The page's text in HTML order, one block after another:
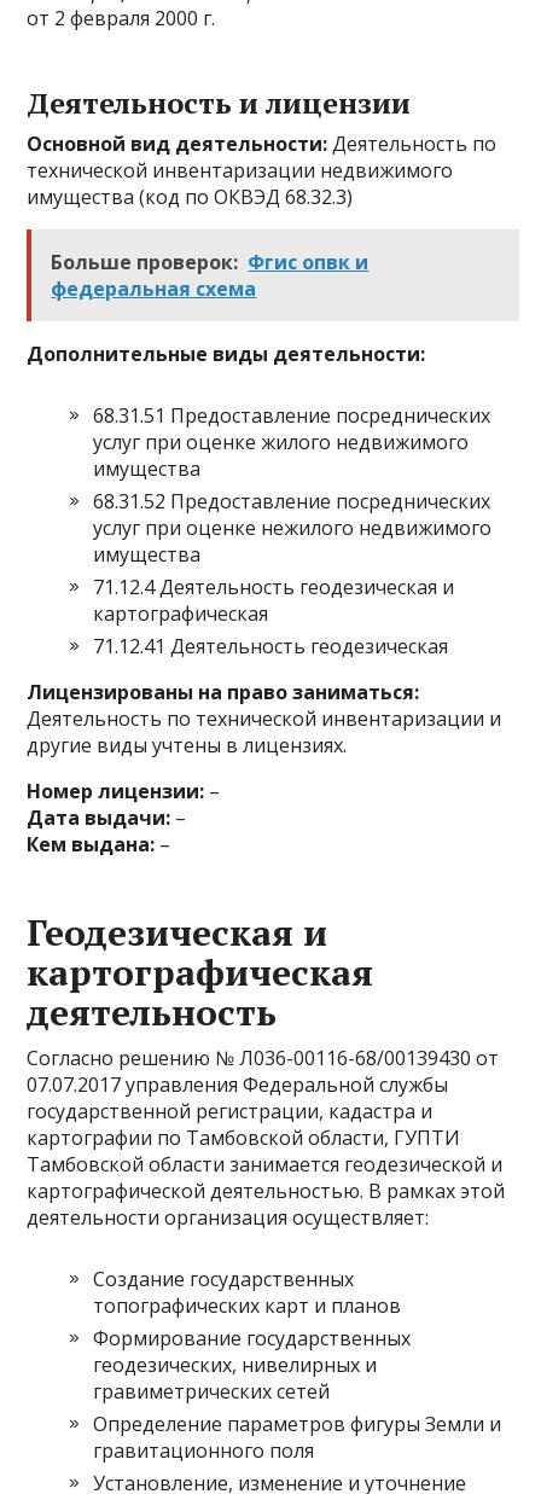
от 2 февраля 2000 г.
Деятельность и лицензии
Основной вид деятельности:Деятельность по
технической инвентаризации недвижимого
имущества (код по ОКВЭД 68.32.3)
Больше проверок: Фгис опвк и
федеральная схема
Дополнительные виды деятельности:
68.31.51 Предоставление посреднических
услуг при оценке жилого недвижимого
имущества
68.31.52 Предоставление посреднических
услуг при оценке нежилого недвижимого
имущества
71.12.4 Деятельность геодезическая и
картографическая
71.12.41 Деятельность геодезическая
Лицензированы на право заниматься:
Деятельность по технической инвентаризации и
другие виды учтены в лицензиях.
Номер лицензии: –
Дата выдачи: –
Кем выдана: –
Геодезическая и
картографическая
деятельность
Согласно решению № Л036-00116-68/00139430 от
07.07.2017 управления Федеральной службы
государственной регистрации, кадастра и
картографии по Тамбовской области, ГУПТИ
Тамбовской области занимается геодезической и
картографической деятельностью. В рамках этой
деятельности организация осуществляет:
Создание государственных
топографических карт и планов
Формирование государственных
геодезических, нивелирных и
гравиметрических сетей
Определение параметров фигуры Земли и
гравитационного поля
Установление, изменение и уточнение